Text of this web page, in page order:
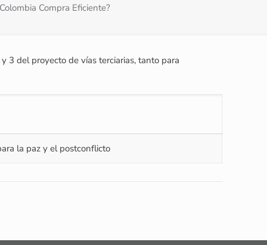
Compra Eficiente?
3 del proyecto de vías terciarias, tanto para
la paz y el postconflicto